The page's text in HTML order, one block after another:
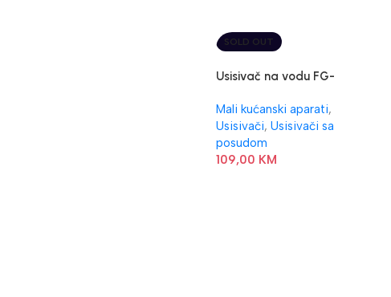
SOLD OUT
Usisivač na vodu FG-
Mali kućanski aparati,
Usisivači, Usisivači sa
posudom
109,00 KM